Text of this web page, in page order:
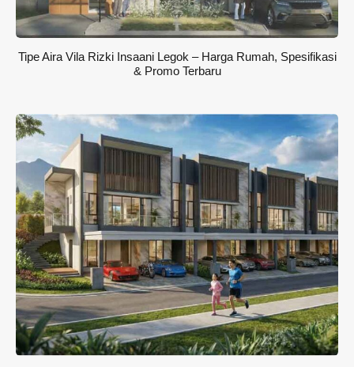
Tipe Aira Vila Rizki Insaani Legok – Harga Rumah, Spesifikasi
& Promo Terbaru